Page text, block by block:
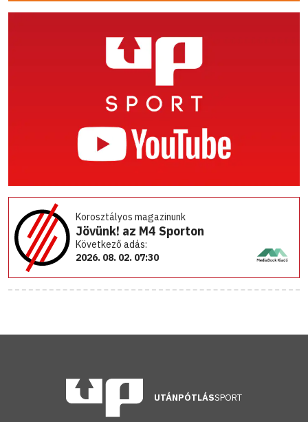
Korosztályos magazinunk
Jövünk! az M4 Sporton
Következő adás:
2026. 08. 02. 07:30
UTÁNPÓTLÁSSPORT